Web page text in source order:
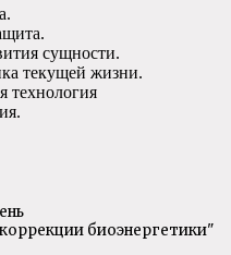
сущности.
текущей жизни.
технология
биоэнергетики"